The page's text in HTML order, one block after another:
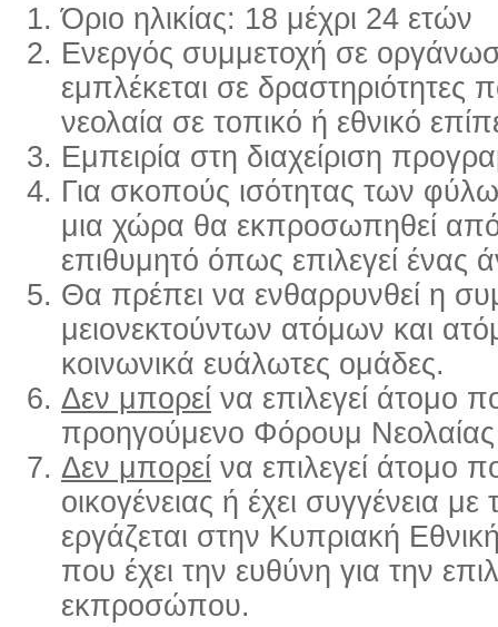
Όριο ηλικίας: 18 μέχρι 24 ετών
Ενεργός συμμετοχή σε
εμπλέκεται σε δραστηριότητες
νεολαία σε τοπικό ή εθνικό
Εμπειρία στη διαχείριση
Για σκοπούς ισότητας των
μια χώρα θα εκπροσωπηθεί από
επιθυμητό όπως επιλεγεί ένας
Θα πρέπει να ενθαρρυνθεί η
μειονεκτούντων ατόμων και
κοινωνικά ευάλωτες ομάδες.
Δεν μπορεί να επιλεγεί άτομο
προηγούμενο Φόρουμ
Δεν μπορεί να επιλεγεί άτομο
οικογένειας ή έχει συγγένεια
εργάζεται στην Κυπριακή
που έχει την ευθύνη για την
εκπροσώπου.